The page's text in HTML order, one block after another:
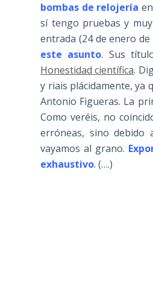
bombas de relojería
sí tengo pruebas y
entrada (24 de enero de
este asunto. Sus
Honestidad científica.
y riais plácidamente, ya
Antonio Figueras. La
Como veréis, no
erróneas, sino debido
vayamos al grano.
exhaustivo. (….)